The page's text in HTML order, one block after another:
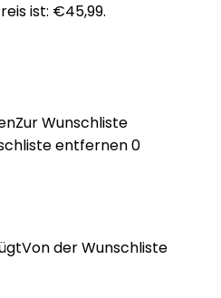
ist: €45,99.
Zur Wunschliste
entfernen0
Von der Wunschliste